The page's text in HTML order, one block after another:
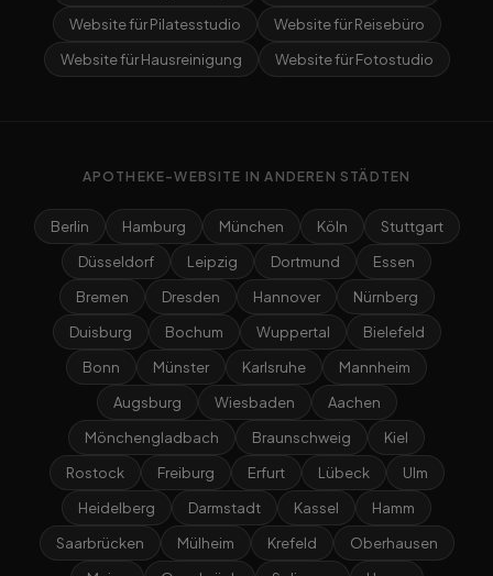
Website für Pilatesstudio
Website für Reisebüro
Website für Hausreinigung
Website für Fotostudio
APOTHEKE-WEBSITE IN ANDEREN STÄDTEN
Berlin Hamburg München Köln
Stuttgart
Düsseldorf
Leipzig Dortmund
Essen
Bremen
Dresden Hannover
Nürnberg
Duisburg
Bochum Wuppertal
Bielefeld
Bonn
Münster Karlsruhe
Mannheim
Augsburg
Wiesbaden
Aachen
Mönchengladbach
Braunschweig
Kiel
Rostock
Freiburg Erfurt Lübeck
Ulm
Heidelberg
Darmstadt Kassel
Hamm
Saarbrücken
Mülheim Krefeld
Oberhausen